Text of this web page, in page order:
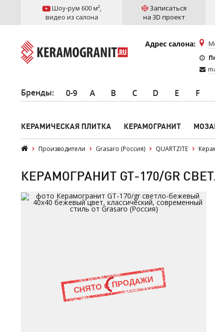
Шоу-рум 600 м²,
видео из салона
Записаться
на 3D проект
Адрес салона:
Бренды: 0-9 A B C D E F
КЕРАМИЧЕСКАЯ ПЛИТКА КЕРАМОГРАНИТ
Производители Grasaro (Россия) QUARTZITE
КЕРАМОГРАНИТ GT-170/GR